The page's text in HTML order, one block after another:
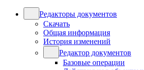
Редакторы документов
Скачать
Общая информация
История изменений
Редактор документов
Базовые операции